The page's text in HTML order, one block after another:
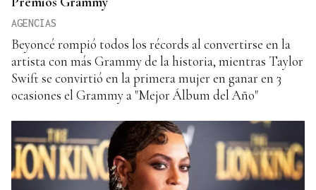
AGENCIAS
Beyoncé rompió todos los récords al convertirse en la
artista con más Grammy de la historia, mientras Taylor
Swift se convirtió en la primera mujer en ganar en 3
ocasiones el Grammy a "Mejor Álbum del Año"